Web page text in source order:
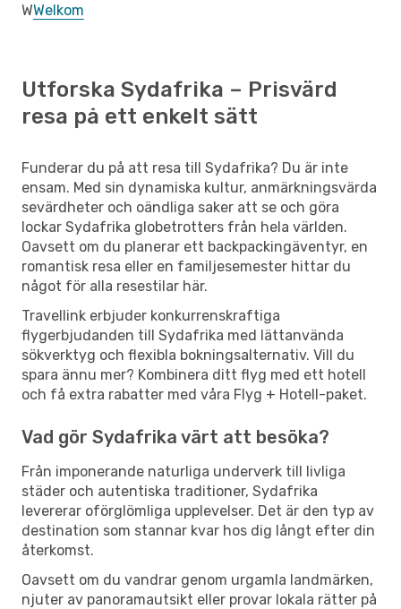
WWelkom
Utforska Sydafrika – Prisvärd
resa på ett enkelt sätt
Funderar du på att resa till Sydafrika? Du är inte
ensam. Med sin dynamiska kultur, anmärkningsvärda
sevärdheter och oändliga saker att se och göra
lockar Sydafrika globetrotters från hela världen.
Oavsett om du planerar ett backpackingäventyr, en
romantisk resa eller en familjesemester hittar du
något för alla resestilar här.
Travellink erbjuder konkurrenskraftiga
flygerbjudanden till Sydafrika med lättanvända
sökverktyg och flexibla bokningsalternativ. Vill du
spara ännu mer? Kombinera ditt flyg med ett hotell
och få extra rabatter med våra Flyg + Hotell-paket.
Vad gör Sydafrika värt att besöka?
Från imponerande naturliga underverk till livliga
städer och autentiska traditioner, Sydafrika
levererar oförglömliga upplevelser. Det är den typ av
destination som stannar kvar hos dig långt efter din
återkomst.
Oavsett om du vandrar genom urgamla landmärken,
njuter av panoramautsikt eller provar lokala rätter på